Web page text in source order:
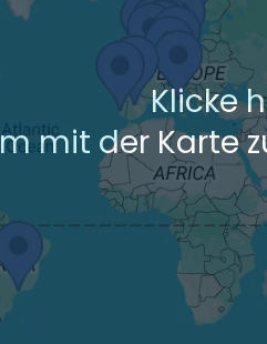
Klicke
mit der Karte